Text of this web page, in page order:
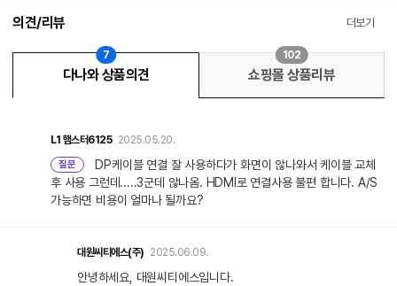
의견/리뷰 더보기
다나와 상품의견
7
쇼핑몰 상품리뷰
102
L1 햄스터6125 2025.05.20.
질문
DP케이블 연결 잘 사용하다가 화면이 않나와서 케이블 교체
후 사용 그런데.....3군데 않나옴. HDMI로 연결사용 불편 합니다. A/S
가능하면 비용이 얼마나 될까요?
대원씨티에스(주) 2025.06.09.
안녕하세요, 대원씨티에스입니다.